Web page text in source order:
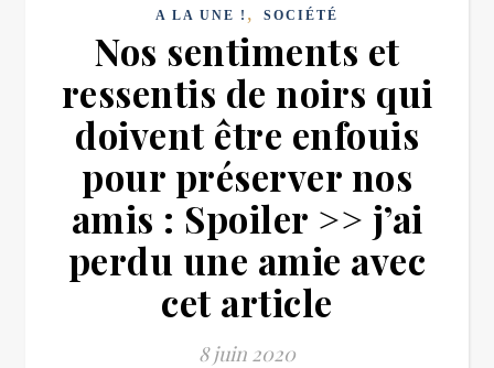
A LA UNE ! , SOCIÉTÉ
Nos sentiments et
ressentis de noirs qui
doivent être enfouis
pour préserver nos
amis : Spoiler >> j’ai
perdu une amie avec
cet article
8 juin 2020